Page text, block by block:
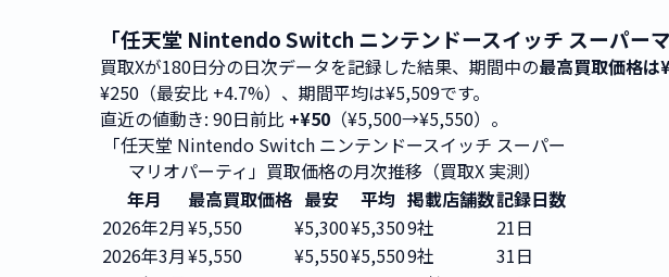
「任天堂 Nintendo Switch ニンテンドースイッチ スーパー
買取Xが180日分の日次データを記録した結果、期間中の最高買取価格は
¥250（最安比 +4.7%）、期間平均は¥5,509です。
直近の値動き: 90日前比 +¥50 （¥5,500→¥5,550）。
「任天堂 Nintendo Switch ニンテンドースイッチ スーパー
マリオパーティ」買取価格の月次推移（買取X 実測）
年月
最高買取価格 最安 平均 掲載店舗数記録日数
2026年2月¥5,550 ¥5,300¥5,3509社
21日
2026年3月¥5,550 ¥5,550¥5,5509社
31日